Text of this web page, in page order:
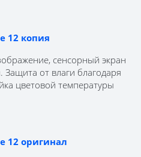
12 копия
сенсорный экран
от влаги благодаря
цветовой температуры
12 оригинал